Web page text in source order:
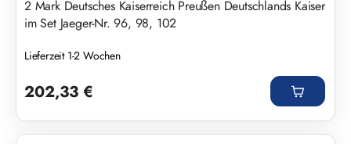
2 Mark Deutsches Kaiserreich Preußen Deutschlands Kaiser
im Set Jaeger-Nr. 96, 98, 102
Lieferzeit 1-2 Wochen
202,33 €